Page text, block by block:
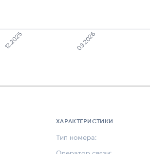
12.2025 03.2026
ХАРАКТЕРИСТИКИ
Тип номера: